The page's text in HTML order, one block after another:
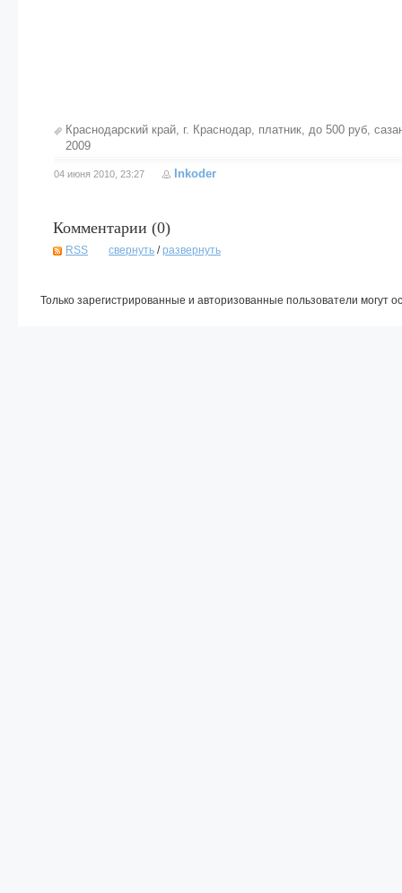
Краснодарский край, г. Краснодар, платник, до 500 руб,
2009
04 июня 2010, 23:27 Inkoder
Комментарии (0)
RSS свернуть /развернуть
Только зарегистрированные и авторизованные пользователи могут